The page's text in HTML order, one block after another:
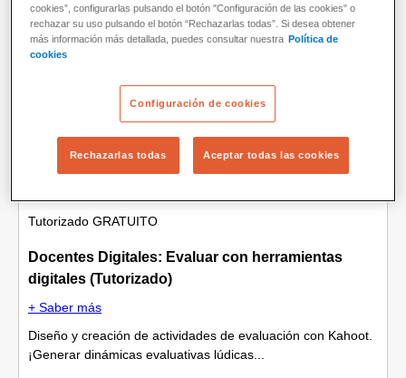
Tutorizado GRATUITO
Docentes Digitales: Evaluar con herramientas
digitales (Tutorizado)
+ Saber más
Diseño y creación de actividades de evaluación con Kahoot.
¡Generar dinámicas evaluativas lúdicas...
cookies”, configurarlas pulsando el botón "Configuración de las cookies" o
rechazar su uso pulsando el botón “Rechazarlas todas”. Si desea obtener
más información más detallada, puedes consultar nuestra Política de
cookies
Configuración de cookies
Rechazarlas todas Aceptar todas las cookies